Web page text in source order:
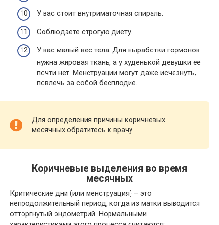
У вас стоит внутриматочная спираль.
Соблюдаете строгую диету.
У вас малый вес тела. Для выработки гормонов
нужна жировая ткань, а у худенькой девушки ее
почти нет. Менструации могут даже исчезнуть,
повлечь за собой бесплодие.
Для определения причины коричневых
месячных обратитесь к врачу.
Коричневые выделения во время
месячных
Критические дни (или менструация) – это
непродолжительный период, когда из матки выводится
отторгнутый эндометрий. Нормальными